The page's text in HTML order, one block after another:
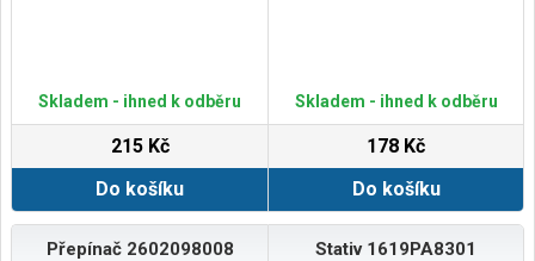
Skladem - ihned k odběru
215 Kč
Do košíku
Skladem - ihned k odběru
178 Kč
Do košíku
Přepínač 2602098008 Stativ 1619PA8301